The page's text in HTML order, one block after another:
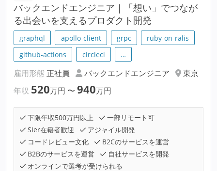
バックエンドエンジニア｜「想い」でつなが
る出会いを支えるプロダクト開発
graphql apollo-client grpc
ruby-on-ralis
github-actions
circleci …
雇用形態 正社員 バックエンドエンジニア
東京
年収 520万円 〜 940万円
下限年収500万円以上
一部リモート可
SIer在籍者歓迎
アジャイル開発
コードレビュー文化
B2Cのサービスを運営
B2Bのサービスを運営
自社サービスを開発
オンラインで選考が受けられる